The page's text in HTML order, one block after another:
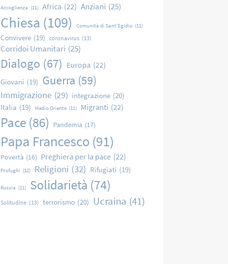
Accoglienza (11) Africa (22) Anziani (25)
Chiesa (109) Comunità di Sant'Egidio (11)
Convivere (19) coronavirus (13)
Corridoi Umanitari (25)
Dialogo (67) Europa (22)
Giovani (19) Guerra (59)
Immigrazione (29) integrazione (20)
Italia (19) Medio Oriente (11) Migranti (22)
Pace (86) Pandemia (17)
Papa Francesco (91)
Povertà (16) Preghiera per la pace (22)
Profughi (12) Religioni (32) Rifugiati (19)
Russia (11) Solidarietà (74)
Solitudine (13) terrorismo (20) Ucraina (41)